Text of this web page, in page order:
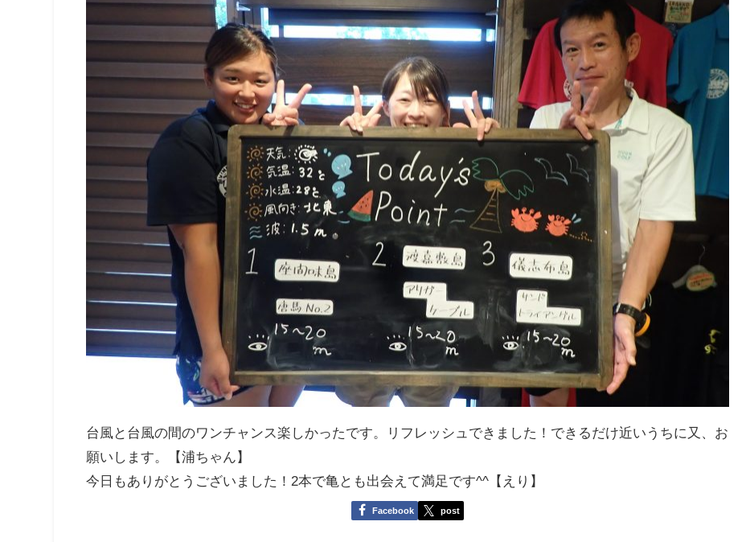
台風と台風の間のワンチャンス楽しかったです。リフレッシュできました！できるだけ近いうちに又、お
願いします。【浦ちゃん】
今日もありがとうございました！2本で亀とも出会えて満足です^^【えり】
Facebook post